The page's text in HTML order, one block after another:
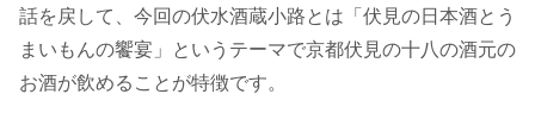
話を戻して、今回の伏水酒蔵小路とは「伏見の日本酒とう
まいもんの饗宴」というテーマで京都伏見の十八の酒元の
お酒が飲めることが特徴です。